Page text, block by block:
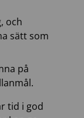
och
sätt som
på
tid i god